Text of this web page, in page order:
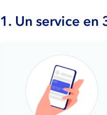
1. Un service en